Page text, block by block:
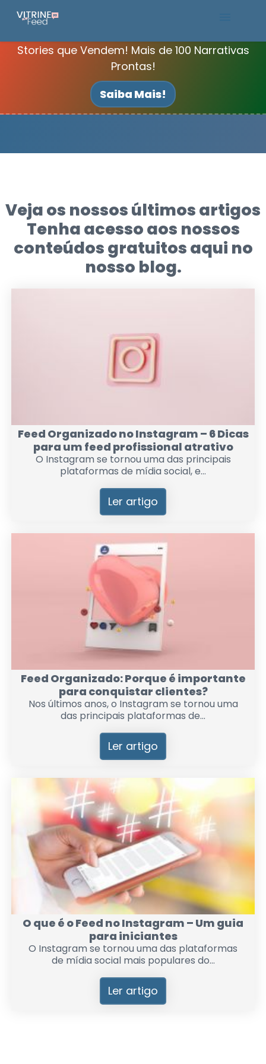
Stories que Vendem! Mais de 100 Narrativas
Prontas!
Saiba Mais!
Packs Canva
Your blog category
Veja os nossos últimos artigos
Tenha acesso aos nossos
conteúdos gratuitos aqui no
nosso blog.
Feed Organizado no Instagram – 6 Dicas
para um feed profissional atrativo
O Instagram se tornou uma das principais
plataformas de mídia social, e...
Ler artigo
Feed Organizado: Porque é importante
para conquistar clientes?
Nos últimos anos, o Instagram se tornou uma
das principais plataformas de...
Ler artigo
O que é o Feed no Instagram – Um guia
para iniciantes
O Instagram se tornou uma das plataformas
de mídia social mais populares do...
Ler artigo